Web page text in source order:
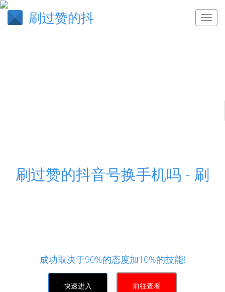
刷过赞的抖
刷过赞的抖音号换手机吗 - 刷
成功取决于90%的态度加10%的技能!
快速进入 前往查看